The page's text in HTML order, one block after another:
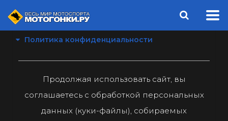
Политика конфиденциальности
Продолжая использовать сайт, вы
соглашаетесь с обработкой персональных
данных (куки-файлы), собираемых